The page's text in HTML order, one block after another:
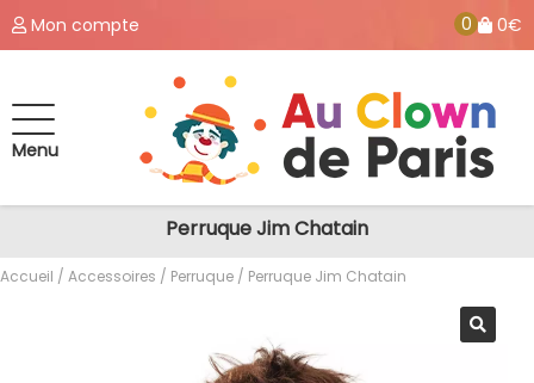
Mon compte 0 0€
Menu
Perruque Jim Chatain
Accueil / Accessoires / Perruque / Perruque Jim Chatain